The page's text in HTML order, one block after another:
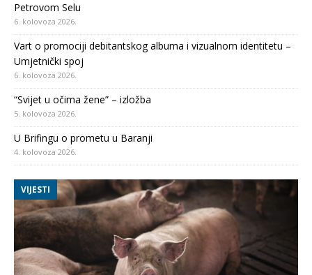
Petrovom Selu
6. kolovoza 2026.
Vart o promociji debitantskog albuma i vizualnom identitetu –
Umjetnički spoj
6. kolovoza 2026.
“Svijet u očima žene” – izložba
5. kolovoza 2026.
U Brifingu o prometu u Baranji
4. kolovoza 2026.
VIJESTI